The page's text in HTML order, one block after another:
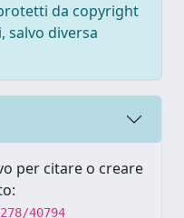
da copyright
salvo diversa
per citare o creare
40794